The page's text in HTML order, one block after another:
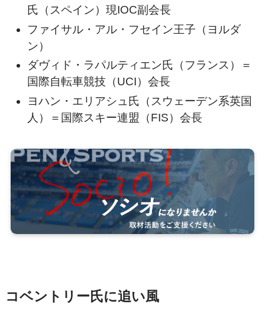
氏（スペイン）現IOC副会長
ファイサル・アル・フセイン王子（ヨルダ
ン）
ダヴィド・ラパルティエン氏（フランス）＝
国際自転車競技（UCI）会長
ヨハン・エリアシュ氏（スウェーデン系英国
人）＝国際スキー連盟（FIS）会長
コベントリー氏に追い風